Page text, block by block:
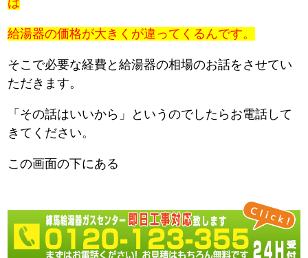
給湯器の価格が大きくが違ってくるんです。
そこで必要な経費と給湯器の相場のお話をさせてい
ただきます。
「その話はいいから」というのでしたらお電話して
きてください。
この画面の下にある